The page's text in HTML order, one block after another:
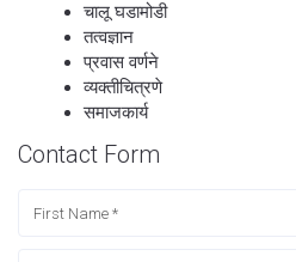
चालू घडामोडी
तत्वज्ञान
प्रवास वर्णने
व्यक्तीचित्रणे
समाजकार्य
Contact Form